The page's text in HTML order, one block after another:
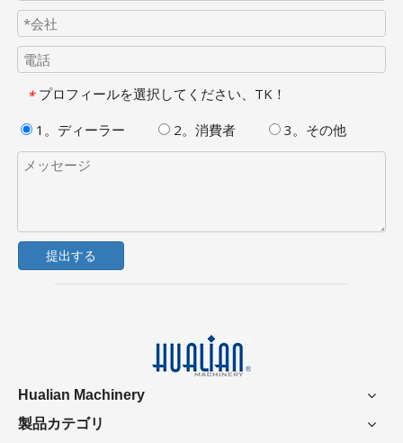
* プロフィールを選択してください、TK！
1。ディーラー
2。消費者 3。その他
提出する
Hualian Machinery
製品カテゴリ